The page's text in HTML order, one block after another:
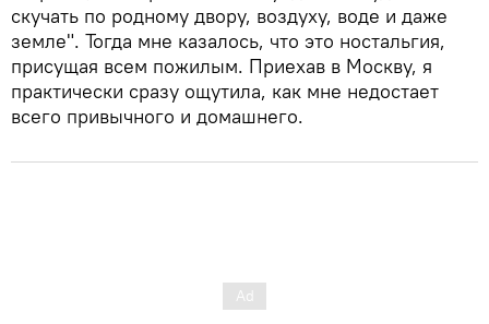
скучать по родному двору, воздуху, воде и даже
земле". Тогда мне казалось, что это ностальгия,
присущая всем пожилым. Приехав в Москву, я
практически сразу ощутила, как мне недостает
всего привычного и домашнего.